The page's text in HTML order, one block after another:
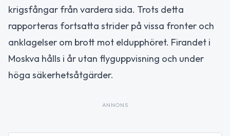
krigsfångar från vardera sida. Trots detta
rapporteras fortsatta strider på vissa fronter och
anklagelser om brott mot eldupphöret. Firandet i
Moskva hålls i år utan flyguppvisning och under
höga säkerhetsåtgärder.
ANNONS